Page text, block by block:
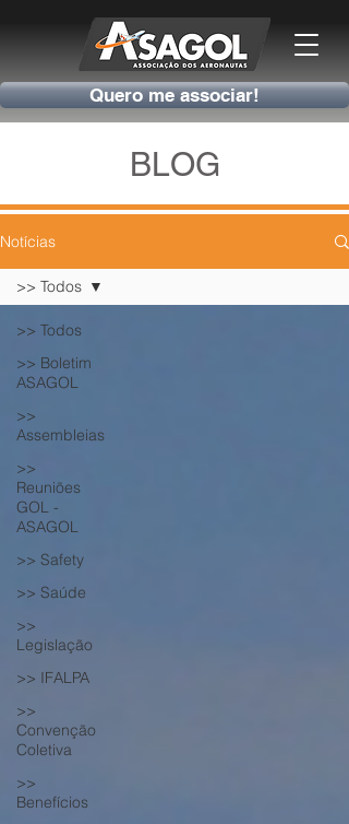
Quero me associar!
BLOG
Notícias
>> Todos
>> Boletim
ASAGOL
>>
Assembleias
>>
Reuniões
GOL -
ASAGOL
>> Safety
>> Saúde
>>
Legislação
>> IFALPA
>>
Convenção
Coletiva
>>
Benefícios
>> Todos